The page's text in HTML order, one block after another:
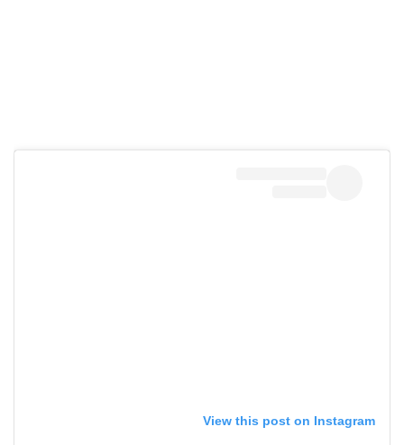
View this post on Instagram